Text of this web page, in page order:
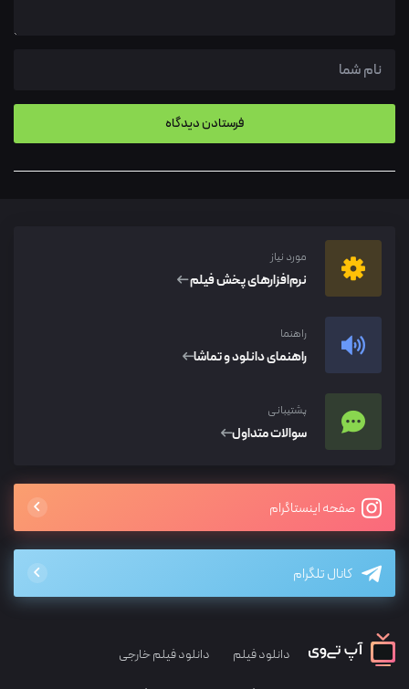
مورد نیاز
نرم‌افزار‌های پخش فیلم
راهنما
راهنمای دانلود و تماشا
پشتیبانی
سوالات متداول
صفحه اینستاگرام
کانال تلگرام
دانلود فیلم دانلود فیلم خارجی